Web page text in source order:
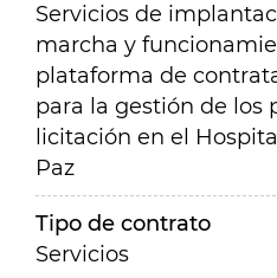
Servicios de
marcha y
plataforma de
para la gestión de los
licitación en el
Paz
Tipo de contrato
Servicios